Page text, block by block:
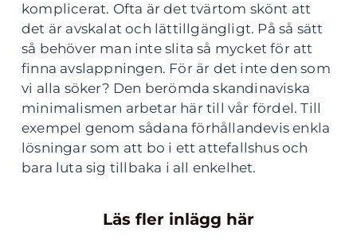
komplicerat. Ofta är det tvärtom skönt att
det är avskalat och lättillgängligt. På så sätt
så behöver man inte slita så mycket för att
finna avslappningen. För är det inte den som
vi alla söker? Den berömda skandinaviska
minimalismen arbetar här till vår fördel. Till
exempel genom sådana förhållandevis enkla
lösningar som att bo i ett attefallshus och
bara luta sig tillbaka i all enkelhet.
Läs fler inlägg här